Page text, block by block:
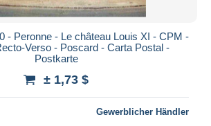
- Peronne - Le château Louis XI - CPM -
Verso - Poscard - Carta Postal -
Postkarte
± 1,73 $
Gewerblicher Händler